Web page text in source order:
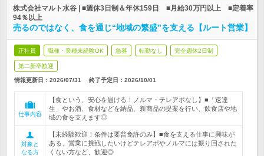
株式会社マルト水谷 | ■週休3日制＆年休159日 ■月給30万円以上 ■定着率
94％以上
売るのではなく、食を通じ“地域の繁盛”を支える【ルート営業】
正社員 職種・業種未経験OK 急募 転勤なし 完全週休2日制
第二新卒歓迎
情報更新日：2026/07/31 終了予定日： 2026/10/01
仕事内容
【食という、安心を届ける！ノルマ・テレアポなし】■「速達
生」やお酒、食材などを納品、新商品の提案を行い、飲食店や地
域の食を支えます◎
対象と
なる方
【未経験歓迎！条件は要普免許のみ】■食を支える仕事に興味が
ある、営業に挑戦したいけどテレアポやノルマには振り回された
くない方など、歓迎◎